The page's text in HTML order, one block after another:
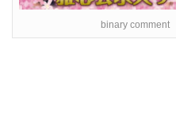
binary comment